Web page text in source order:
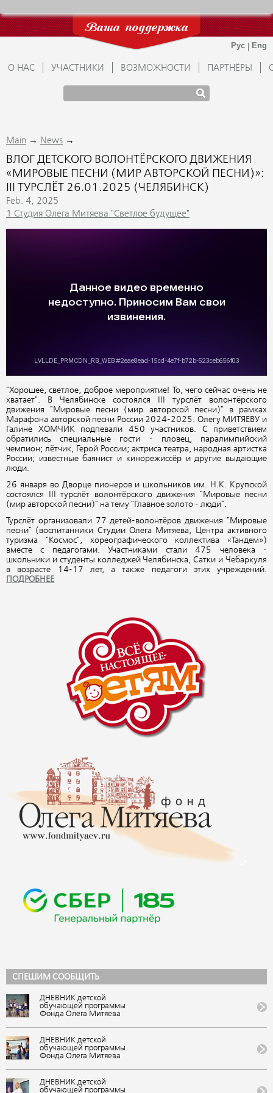
Ваша поддержка
О НАС УЧАСТНИКИ ВОЗМОЖНОСТИ ПАРТНЁРЫ
СПЕШИМ СООБЩИТЬ
ДНЕВНИК детской
обучающей программы
Фонда Олега Митяева
фестивале авторской
музыки и поэзии «U-235.
Новые песни» от проекта
«Школа Росатома» в ВДЦ
«Орленок»
(Краснодарский край).
VIII публикация
ДНЕВНИК детской
обучающей программы
Фонда Олега Митяева
фестивале авторской
музыки и поэзии «U-235.
Новые песни» от проекта
ДНЕВНИК детской
обучающей программы
Main → News →
ВЛОГ ДЕТСКОГО ВОЛОНТЁРСКОГО ДВИЖЕНИЯ
«МИРОВЫЕ ПЕСНИ (МИР АВТОРСКОЙ ПЕСНИ)»:
III ТУРСЛЁТ 26.01.2025 (ЧЕЛЯБИНСК)
Feb. 4, 2025
1 Студия Олега Митяева "Светлое будущее"
"Хорошее, светлое, доброе мероприятие! То, чего сейчас очень не
хватает". В Челябинске состоялся III турслёт волонтёрского
движения "Мировые песни (мир авторской песни)" в рамках
Марафона авторской песни России 2024-2025. Олегу МИТЯЕВУ и
Галине ХОМЧИК подпевали 450 участников. С приветствием
обратились специальные гости - пловец, паралимпийский
чемпион; лётчик, Герой России; актриса театра, народная артистка
России; известные баянист и кинорежиссёр и другие выдающие
люди.
26 января во Дворце пионеров и школьников им. Н.К. Крупской
состоялся III турслёт волонтёрского движения "Мировые песни
(мир авторской песни)" на тему "Главное золото - люди".
Турслёт организовали 77 детей-волонтёров движения "Мировые
песни" (воспитанники Студии Олега Митяева, Центра активного
туризма "Космос", хореографического коллектива «Тандем»)
вместе с педагогами. Участниками стали 475 человека -
школьники и студенты колледжей Челябинска, Сатки и Чебаркуля
в возрасте 14-17 лет, а также педагоги этих учреждений.
ПОДРОБНЕЕ